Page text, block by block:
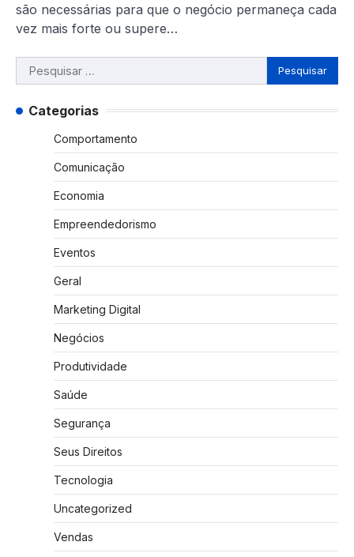
são necessárias para que o negócio permaneça cada
vez mais forte ou supere…
Pesquisar
por:
Categorias
Comportamento
Comunicação
Economia
Empreendedorismo
Eventos
Geral
Marketing Digital
Negócios
Produtividade
Saúde
Segurança
Seus Direitos
Tecnologia
Uncategorized
Vendas